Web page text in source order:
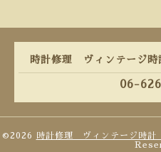
時計修理 ヴィンテージ
06-
©2026 時計修理 ヴィンテージ時計